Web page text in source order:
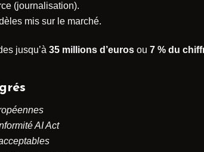
(journalisation).
mis sur le marché.
jusqu’à 35 millions d’euros ou 7 % du
AI Act